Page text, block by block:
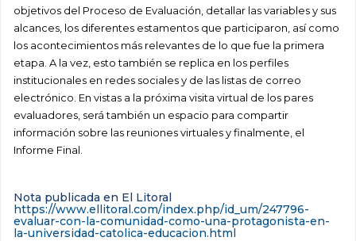
objetivos del Proceso de Evaluación, detallar las variables y sus
alcances, los diferentes estamentos que participaron, así como
los acontecimientos más relevantes de lo que fue la primera
etapa. A la vez, esto también se replica en los perfiles
institucionales en redes sociales y de las listas de correo
electrónico. En vistas a la próxima visita virtual de los pares
evaluadores, será también un espacio para compartir
información sobre las reuniones virtuales y finalmente, el
Informe Final.
Nota publicada en El Litoral
https://www.ellitoral.com/index.php/id_um/247796-
evaluar-con-la-comunidad-como-una-protagonista-en-
la-universidad-catolica-educacion.html